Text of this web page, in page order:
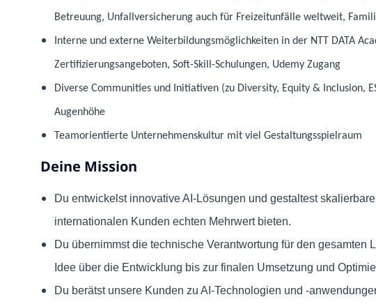
Betreuung, Unfallversicherung auch für Freizeitunfälle weltweit,
Interne und externe Weiterbildungsmöglichkeiten in der NTT DATA
Zertifizierungsangeboten, Soft-Skill-Schulungen, Udemy Zugang
Diverse Communities und Initiativen (zu Diversity, Equity & Inclusion,
Augenhöhe
Teamorientierte Unternehmenskultur mit viel Gestaltungsspielraum
Deine Mission
Du entwickelst innovative AI-Lösungen und gestaltest
internationalen Kunden echten Mehrwert bieten.
Du übernimmst die technische Verantwortung für den gesamten
Idee über die Entwicklung bis zur finalen Umsetzung und
Du berätst unsere Kunden zu AI-Technologien und -